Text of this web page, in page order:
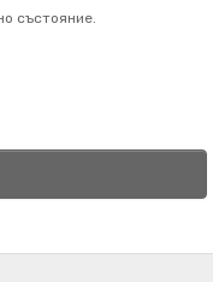
състояние.